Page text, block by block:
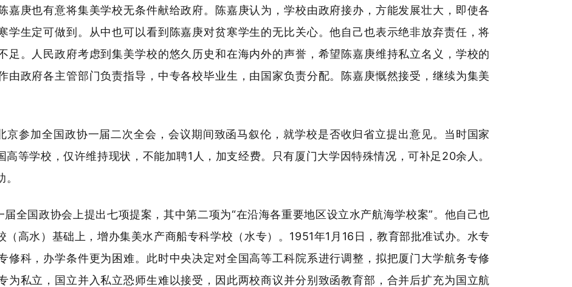
嘉庚也有意将集美学校无条件献给政府。陈嘉庚认为，学校由政府接办，方能发展壮大，即使各
学生定可做到。从中也可以看到陈嘉庚对贫寒学生的无比关心。他自己也表示绝非放弃责任，将
足。人民政府考虑到集美学校的悠久历史和在海内外的声誉，希望陈嘉庚维持私立名义，学校的
由政府各主管部门负责指导，中专各校毕业生，由国家负责分配。陈嘉庚慨然接受，继续为集美
京参加全国政协一届二次全会，会议期间致函马叙伦，就学校是否收归省立提出意见。当时国家
等学校，仅许维持现状，不能加聘1人，加支经费。只有厦门大学因特殊情况，可补足20余人。
全国政协会上提出七项提案，其中第二项为“在沿海各重要地区设立水产航海学校案”。他自己也
高水）基础上，增办集美水产商船专科学校（水专）。1951年1月16日，教育部批准试办。水专
修科，办学条件更为困难。此时中央决定对全国高等工科院系进行调整，拟把厦门大学航务专修
为私立，国立并入私立恐师生难以接受，因此两校商议并分别致函教育部，合并后扩充为国立航